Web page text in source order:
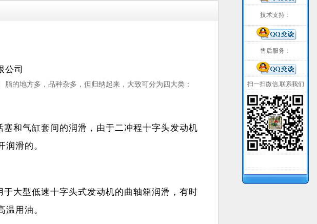
公司
的地方多，品种杂多，但归纳起来，大致可分为四大类：
和气缸套间的润滑，由于二冲程十字头发动机
滑的。
大型低速十字头式发动机的曲轴箱润滑，有时
用油。
技术支持：
售后服务：
扫一扫微信,联系我们